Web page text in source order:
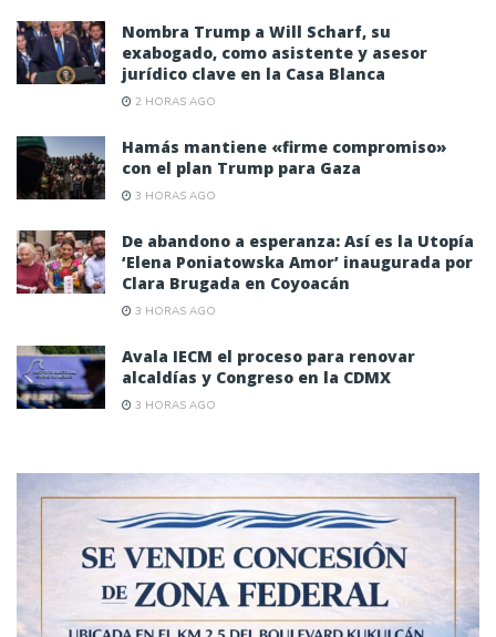
Nombra Trump a Will Scharf, su
exabogado, como asistente y asesor
jurídico clave en la Casa Blanca
2 HORAS AGO
Hamás mantiene «firme compromiso»
con el plan Trump para Gaza
3 HORAS AGO
De abandono a esperanza: Así es la Utopía
‘Elena Poniatowska Amor’ inaugurada por
Clara Brugada en Coyoacán
3 HORAS AGO
Avala IECM el proceso para renovar
alcaldías y Congreso en la CDMX
3 HORAS AGO